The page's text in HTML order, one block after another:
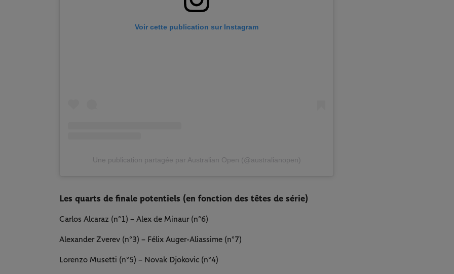
Voir cette publication sur Instagram
Une publication partagée par Australian Open (@australianopen)
Les quarts de finale potentiels (en fonction des têtes de série)
Carlos Alcaraz (n°1) – Alex de Minaur (n°6)
Alexander Zverev (n°3) – Félix Auger-Aliassime (n°7)
Lorenzo Musetti (n°5) – Novak Djokovic (n°4)